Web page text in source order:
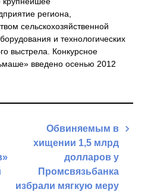
региона,
сельскохозяйственной
и технологических
выстрела. Конкурсное
введено осенью 2012
Обвиняемым в
хищении 1,5 млрд
долларов у
Промсвязьбанка
избрали мягкую меру